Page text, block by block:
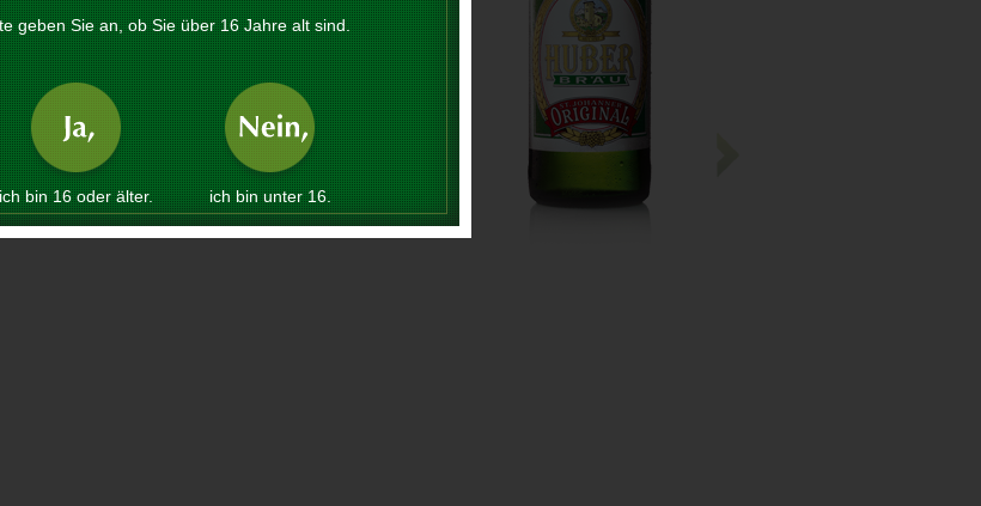
über St. Johann in Tirol aufs Kitzbüheler Horn, den
einen der Biergenuss hier oben in wahre
völkchenverbindendes Highlight, das dem Leben eine
ein Gulasch mit Semmelknödel gegessen hat, dem
geben Sie an, ob Sie über 16 Jahre alt sind.
ich bin 16 oder älter. ich bin unter 16.